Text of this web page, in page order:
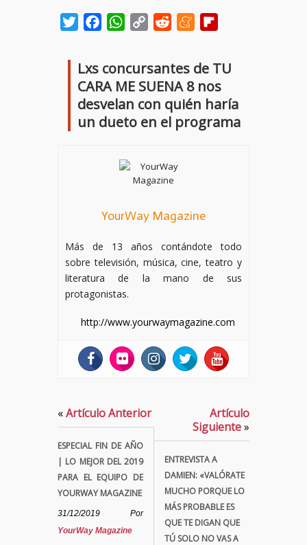
TwitterFacebookWhatsApp
Copy
Reddit Meneame
Lxs concursantes de TU
CARA ME SUENA 8 nos
desvelan con quién haría
un dueto en el programa
YourWay Magazine
Más de 13 años contándote todo
sobre televisión, música, cine, teatro y
literatura de la mano de sus
protagonistas.
http://www.yourwaymagazine.com
«Artículo Anterior
ESPECIAL FIN DE AÑO
| LO MEJOR DEL 2019
PARA EL EQUIPO DE
YOURWAY MAGAZINE
31/12/2019
Por
YourWay Magazine
Artículo
Siguiente»
ENTREVISTA A
DAMIEN: «VALÓRATE
MUCHO PORQUE LO
MÁS PROBABLE ES
QUE TE DIGAN QUE
TÚ SOLO NO VAS A